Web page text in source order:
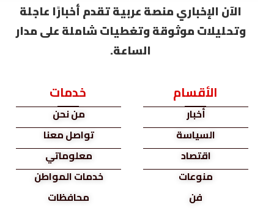
الآن الإخباري منصة عربية تقدم أخبارًا عاجلة
وتحليلات موثوقة وتغطيات شاملة على مدار
الساعة.
الأقسام
أخبار
السياسة
اقتصاد
منوعات
فن
خدمات
من نحن
تواصل معنا
معلوماتي
خدمات المواطن
محافظات